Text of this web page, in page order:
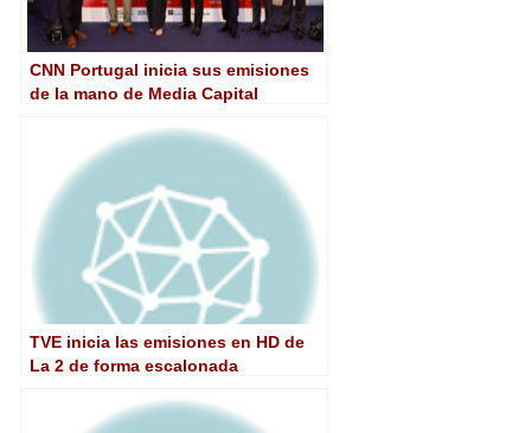
CNN Portugal inicia sus emisiones
de la mano de Media Capital
TVE inicia las emisiones en HD de
La 2 de forma escalonada